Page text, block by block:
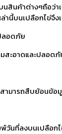
นค้าต่างๆถือว่าเ
านี้บนเปลือกไข่จึง
ลอดภัย
ะอาดและปลอด
ามารถสืบย้อนข้อ
พ์วันที่ลงบนเปลือ